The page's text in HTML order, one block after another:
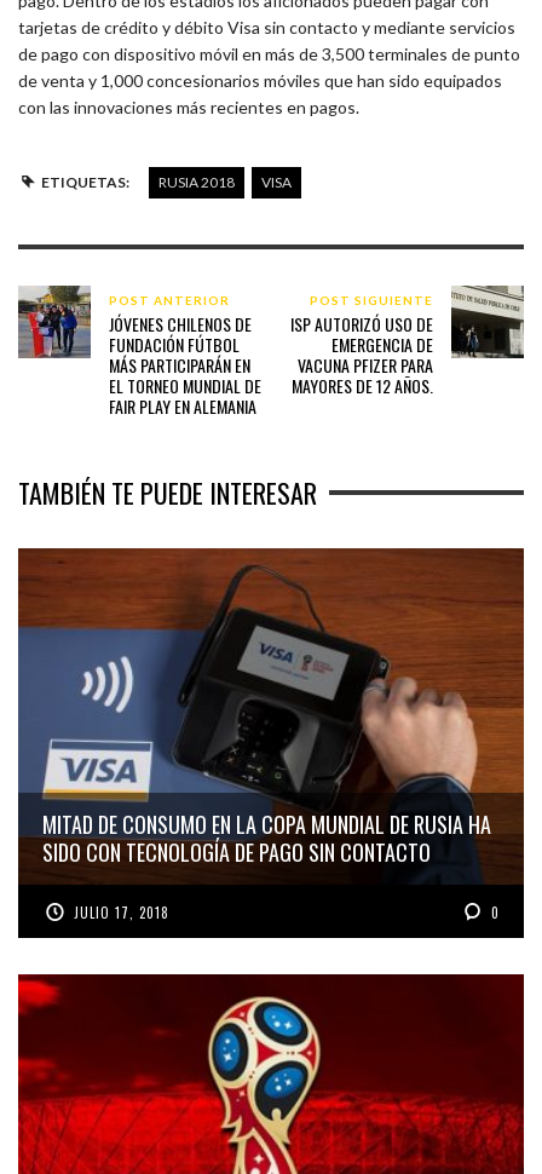
tarjetas de crédito y débito Visa sin contacto y mediante servicios
de pago con dispositivo móvil en más de 3,500 terminales de punto
de venta y 1,000 concesionarios móviles que han sido equipados
con las innovaciones más recientes en pagos.
ETIQUETAS: RUSIA 2018 VISA
POST ANTERIOR
JÓVENES CHILENOS DE
FUNDACIÓN FÚTBOL
MÁS PARTICIPARÁN EN
EL TORNEO MUNDIAL DE
FAIR PLAY EN ALEMANIA
POST SIGUIENTE
ISP AUTORIZÓ USO DE
EMERGENCIA DE
VACUNA PFIZER PARA
MAYORES DE 12 AÑOS.
TAMBIÉN TE PUEDE INTERESAR
MITAD DE CONSUMO EN LA COPA MUNDIAL DE RUSIA HA
SIDO CON TECNOLOGÍA DE PAGO SIN CONTACTO
JULIO 17, 2018 0